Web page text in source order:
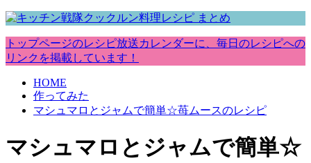
トップページのレシピ放送カレンダーに、毎日のレシピへの
リンクを掲載しています！
HOME
作ってみた
マシュマロとジャムで簡単☆苺ムースのレシピ
マシュマロとジャムで簡単☆